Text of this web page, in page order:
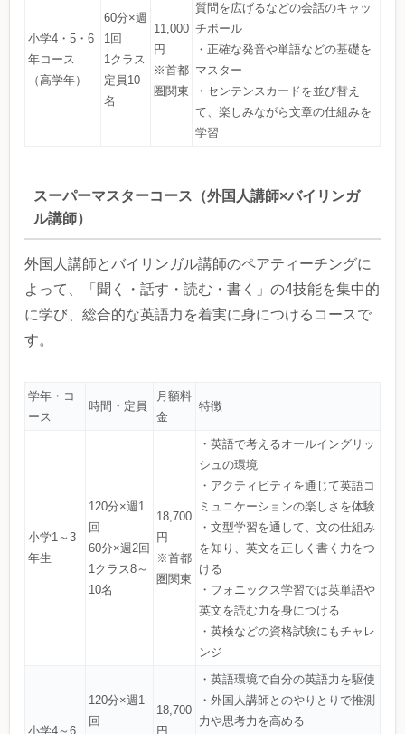
小学4・5・6
年コース
（高学年）
60分×週
1回
1クラス
定員10
名
11,000
円
※首都
圏関東
質問を広げるなどの会話のキャッ
チボール
・正確な発音や単語などの基礎を
マスター
・センテンスカードを並び替え
て、楽しみながら文章の仕組みを
学習
スーパーマスターコース（外国人講師×バイリンガ
ル講師）
外国人講師とバイリンガル講師のペアティーチングに
よって、「聞く・話す・読む・書く」の4技能を集中的
に学び、総合的な英語力を着実に身につけるコースで
す。
学年・コ
ース
時間・定員
月額料
金
特徴
小学1～3
年生
120分×週1
回
60分×週2回
1クラス8～
10名
18,700
円
※首都
圏関東
・英語で考えるオールイングリッ
シュの環境
・アクティビティを通じて英語コ
ミュニケーションの楽しさを体験
・文型学習を通して、文の仕組み
を知り、英文を正しく書く力をつ
ける
・フォニックス学習では英単語や
英文を読む力を身につける
・英検などの資格試験にもチャレ
ンジ
小学4～6
120分×週1
回
18,700
円
・英語環境で自分の英語力を駆使
・外国人講師とのやりとりで推測
力や思考力を高める